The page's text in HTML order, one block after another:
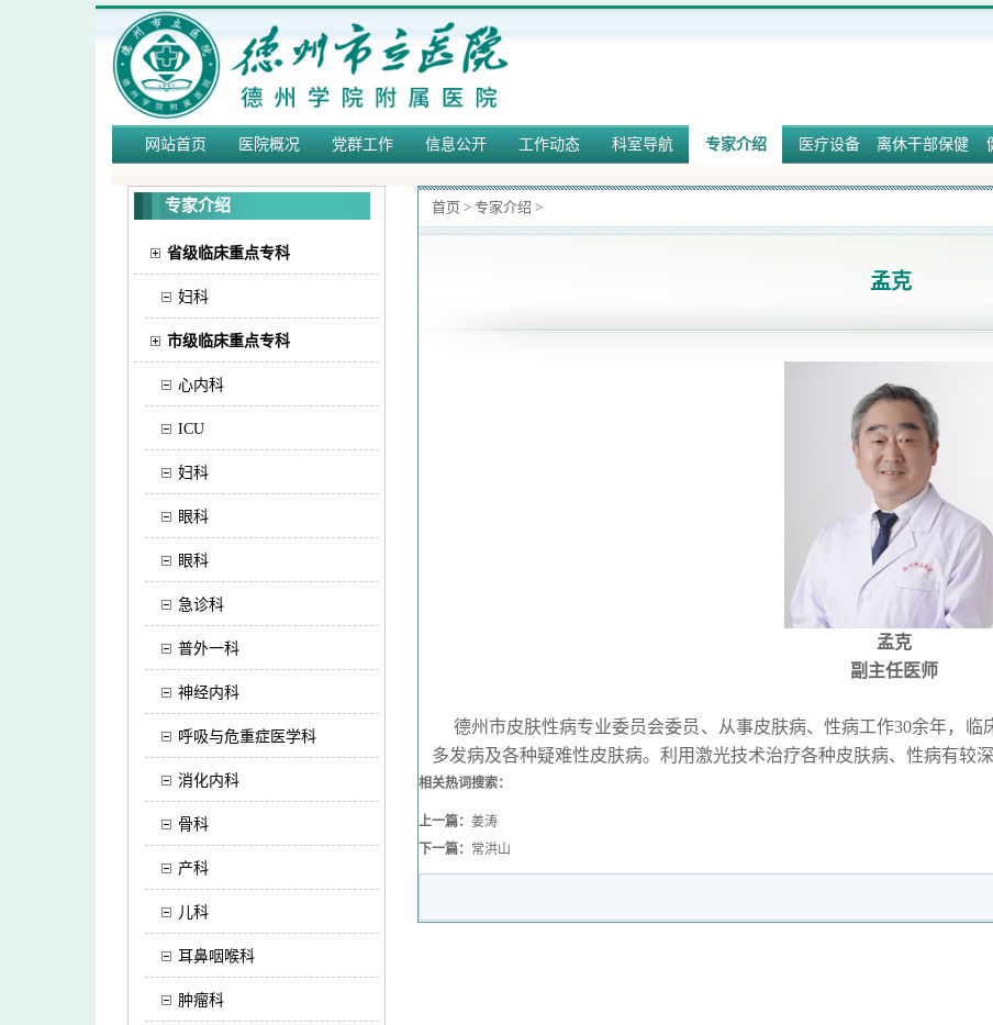
网站首页 医院概况 党群工作 信息公开 工作动态 科室导航 专家介绍 医疗设备 离休干部保健
专家介绍
省级临床重点专科
妇科
市级临床重点专科
心内科
ICU
妇科
眼科
眼科
急诊科
普外一科
神经内科
呼吸与危重症医学科
消化内科
骨科
产科
儿科
耳鼻咽喉科
肿瘤科
首页 > 专家介绍 >
孟克
孟克
副主任医师
德州市皮肤性病专业委员会委员、从事皮肤病、性病工作30余年，临
多发病及各种疑难性皮肤病。利用激光技术治疗各种皮肤病、性病有较深
相关热词搜索：
上一篇： 姜涛
下一篇： 常洪山